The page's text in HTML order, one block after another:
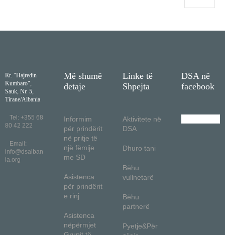
Rr. "Hajredin
Kumbaro",
Sauk, Nr. 5,
Tirane/Albania
Tel: +355 68
80 42 222
Email:
info@dsalban
ia.org
Më shumë
detaje
Informim
për prindërit
në pritje të
një fëmije
me SD
Asistenca
për prindërit
e rinj
Asistenca
nëpërmjet
Linke të
Shpejta
Aktivitete në
DSA
Dhuro tani
Bëhu
vullnetarë
Bëhu
partnerë
Pyetje&Për
DSA në
facebook